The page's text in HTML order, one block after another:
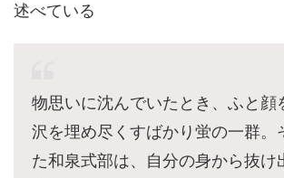
述べている
物思いに沈んでいたとき、ふと顔
沢を埋め尽くすばかり蛍の一群。
た和泉式部は、自分の身から抜け